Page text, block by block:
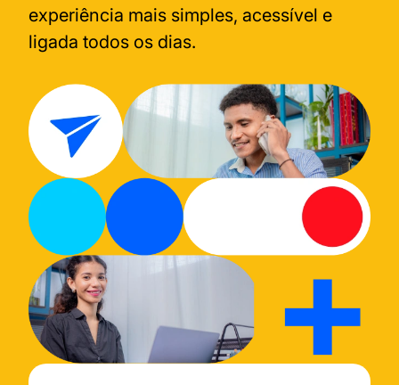
experiência mais simples, acessível e
ligada todos os dias.